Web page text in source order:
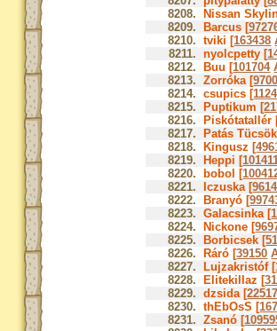
8208. Nissan
8209. Barcus [
8210.tviki [163438
8211.nyolcpetty [
8212. Buu [101704
8213.Zorróka [
8214.csupics [
8215. Puptikum [
8216. Piskótatallér
8217. Patás
8218. Kingusz [
8219. Heppi [
8220. bobol [
8221.
Iczuska [
8222. Branyó [
8223.Galacsinka [
8224. Nickone [
8225. Borbicsek [
8226. Ráró [39150
8227. Lujzakristóf [
8228. Elitekillaz [
8229.dzsida [
8230.thEbOsS [
8231.Zsanó [